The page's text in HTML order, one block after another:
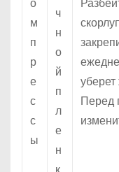
м
п
р
е
с
с
ы
ч
н
о
й
п
л
е
н
Перед